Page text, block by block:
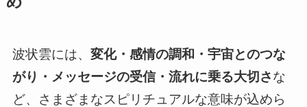
波状雲には、 変化・感情の調和・宇宙とのつな
がり・メッセージの受信・流れに乗る大切さな
ど、さまざまなスピリチュアルな意味が込めら